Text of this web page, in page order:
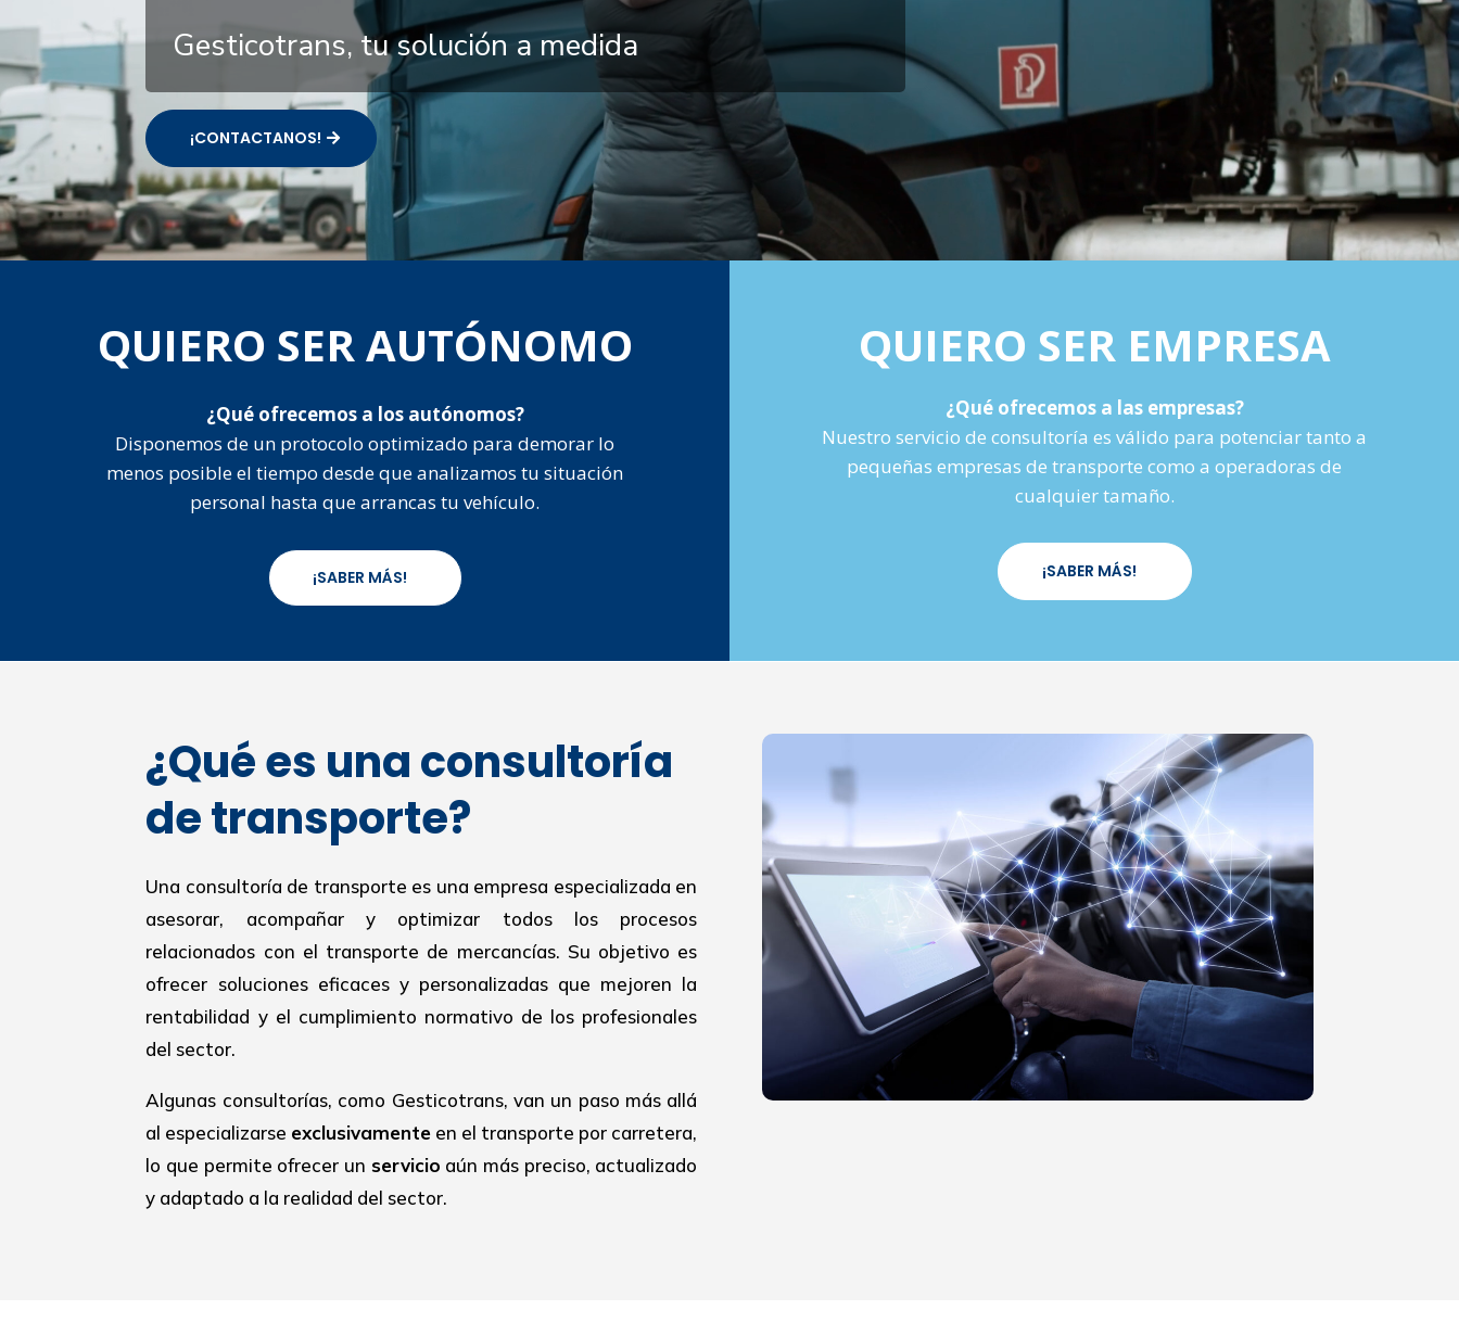
Gesticotrans, tu solución a medida
¡CONTACTANOS!
QUIERO SER AUTÓNOMO
¿Qué ofrecemos a los autónomos?
Disponemos de un protocolo optimizado para demorar lo
menos posible el tiempo desde que analizamos tu situación
personal hasta que arrancas tu vehículo.
¡SABER MÁS!
QUIERO SER EMPRESA
¿Qué ofrecemos a las empresas?
Nuestro servicio de consultoría es válido para potenciar tanto a
pequeñas empresas de transporte como a operadoras de
cualquier tamaño.
¡SABER MÁS!
¿Qué es una consultoría
de transporte?
Una consultoría de transporte es una empresa especializada en
asesorar, acompañar y optimizar todos los procesos
relacionados con el transporte de mercancías. Su objetivo es
ofrecer soluciones eficaces y personalizadas que mejoren la
rentabilidad y el cumplimiento normativo de los profesionales
del sector.
Algunas consultorías, como Gesticotrans, van un paso más allá
al especializarse exclusivamente en el transporte por carretera,
lo que permite ofrecer un servicio aún más preciso, actualizado
y adaptado a la realidad del sector.